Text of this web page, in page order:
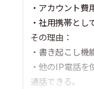
・アカウント費
・社用携帯とし
その理由：
・書き起こし機
・他のIP電話を
通話できる。